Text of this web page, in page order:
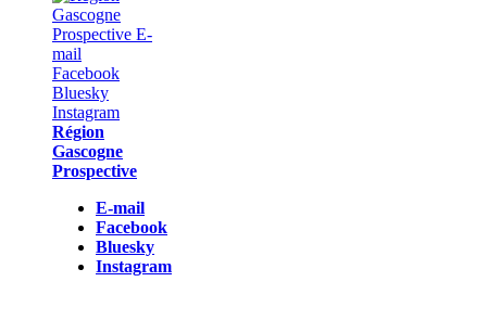
Région
Gascogne
Prospective
E-mail
Facebook
Bluesky
Instagram